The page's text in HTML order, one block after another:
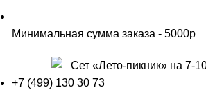
Минимальная сумма заказа - 5000р
+7 (499) 130 30 73